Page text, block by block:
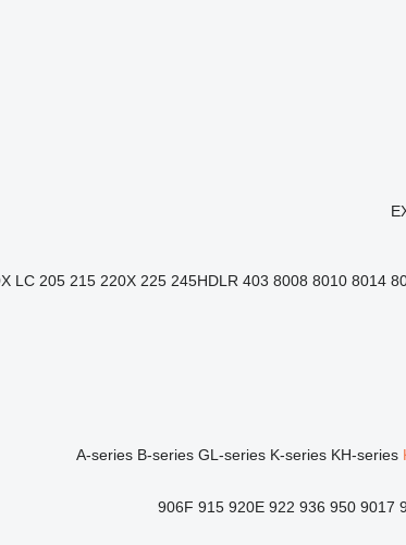
LC 205 215 220X 225 245HDLR 403 8008 8010 8014
A-series B-series GL-series K-series KH-series
906F 915 920E 922 936 950 9017